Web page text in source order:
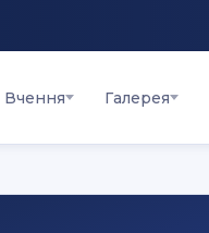
Вчення Галерея